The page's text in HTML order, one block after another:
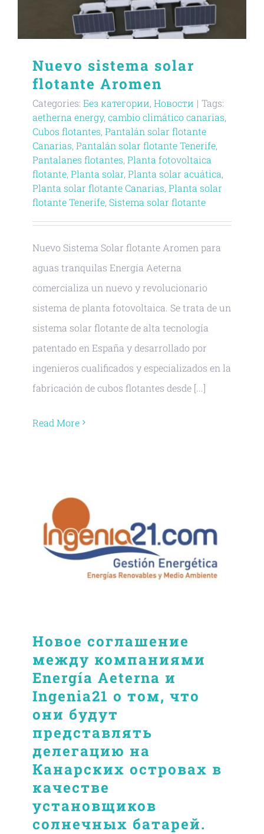
Nuevo sistema solar
flotante Aromen
Categories: Без категории, Новости | Tags:
aetherna energy, cambio climático canarias,
Cubos flotantes, Pantalán solar flotante
Canarias, Pantalán solar flotante Tenerife,
Pantalanes flotantes, Planta fotovoltaica
flotante, Planta solar, Planta solar acuática,
Planta solar flotante Canarias, Planta solar
flotante Tenerife, Sistema solar flotante
Nuevo Sistema Solar flotante Aromen para
aguas tranquilas Energía Aeterna
comercializa un nuevo y revolucionario
sistema de planta fotovoltaica. Se trata de un
sistema solar flotante de alta tecnología
patentado en España y desarrollado por
ingenieros cualificados y especializados en la
fabricación de cubos flotantes desde [...]
Read More
Новое соглашение
между компаниями
Energía Aeterna и
Ingenia21 о том, что
они будут
представлять
делегацию на
Канарских островах в
качестве
установщиков
солнечных батарей.